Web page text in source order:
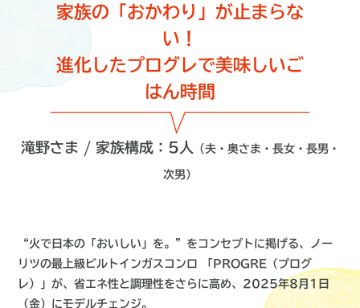
家族の「おかわり」が止まらな
い！
進化したプログレで美味しいご
はん時間
滝野さま / 家族構成：5人 （夫・奥さま・長女・長男・
次男）
“火で日本の「おいしい」を。”をコンセプトに掲げる、ノー
リツの最上級ビルトインガスコンロ 「PROGRE（プログ
レ）」が、省エネ性と調理性をさらに高め、2025年8月1日
（金）にモデルチェンジ。